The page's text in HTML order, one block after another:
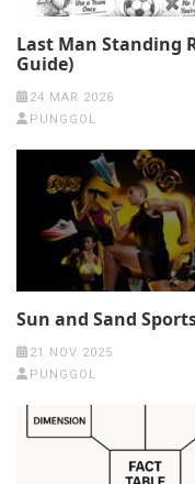
Last Man Standing
Guide)
24 MAR 2026
PUNGGOL
Sun and Sand
21 NOV 2025
PUNGGOL